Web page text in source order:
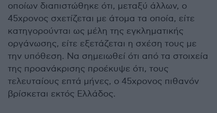
οποίων διαπιστώθηκε ότι, μεταξύ άλλων, ο
45χρονος σχετίζεται με άτομα τα οποία, είτε
κατηγορούνται ως μέλη της εγκληματικής
οργάνωσης, είτε εξετάζεται η σχέση τους με
την υπόθεση. Να σημειωθεί ότι από τα στοιχεία
της προανάκρισης προέκυψε ότι, τους
τελευταίους επτά μήνες, ο 45χρονος πιθανόν
βρίσκεται εκτός Ελλάδος.